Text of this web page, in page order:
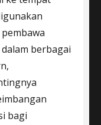
berbagai
bagi